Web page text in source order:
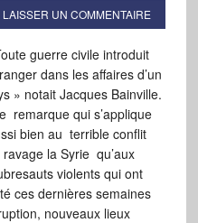
LAISSER UN COMMENTAIRE
guerre civile introduit
dans les affaires d’un
» notait Jacques Bainville.
remarque qui s’applique
bien au terrible conflit
ravage la Syrie qu’aux
violents qui ont
ces dernières semaines
nouveaux lieux